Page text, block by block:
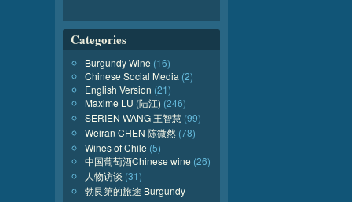
Categories
Burgundy Wine (16)
Chinese Social Media (2)
English Version (21)
Maxime LU (陆江) (246)
SERIEN WANG 王智慧 (99)
Weiran CHEN 陈微然 (78)
Wines of Chile (5)
中国葡萄酒Chinese wine (26)
人物访谈 (31)
勃艮第的旅途 Burgundy